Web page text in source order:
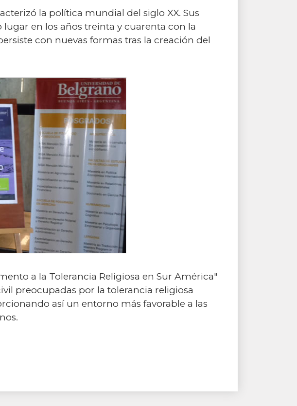
la política mundial del siglo XX. Sus
en los años treinta y cuarenta con la
con nuevas formas tras la creación del
a la Tolerancia Religiosa en Sur América"
preocupadas por la tolerancia religiosa
así un entorno más favorable a las